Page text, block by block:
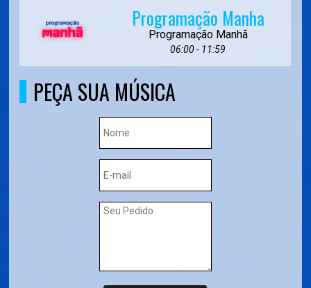
Programação Manha
Programação Manhã
06:00 - 11:59
PEÇA SUA MÚSICA